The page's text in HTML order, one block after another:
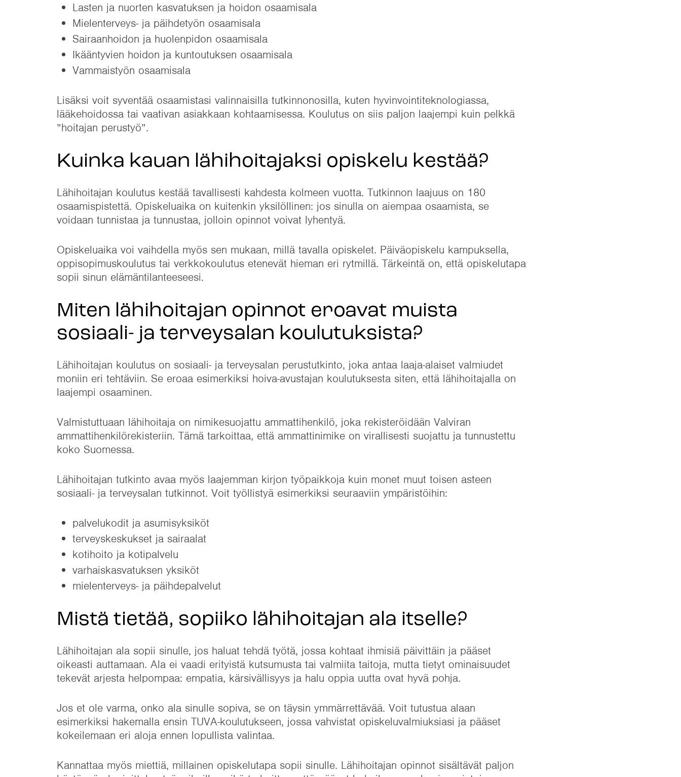
Lasten ja nuorten kasvatuksen ja hoidon osaamisala
Mielenterveys- ja päihdetyön osaamisala
Sairaanhoidon ja huolenpidon osaamisala
Ikääntyvien hoidon ja kuntoutuksen osaamisala
Vammaistyön osaamisala
Lisäksi voit syventää osaamistasi valinnaisilla tutkinnonosilla, kuten hyvinvointiteknologiassa,
lääkehoidossa tai vaativan asiakkaan kohtaamisessa. Koulutus on siis paljon laajempi kuin pelkkä
”hoitajan perustyö”.
Kuinka kauan lähihoitajaksi opiskelu kestää?
Lähihoitajan koulutus kestää tavallisesti kahdesta kolmeen vuotta. Tutkinnon laajuus on 180
osaamispistettä. Opiskeluaika on kuitenkin yksilöllinen: jos sinulla on aiempaa osaamista, se
voidaan tunnistaa ja tunnustaa, jolloin opinnot voivat lyhentyä.
Opiskeluaika voi vaihdella myös sen mukaan, millä tavalla opiskelet. Päiväopiskelu kampuksella,
oppisopimuskoulutus tai verkkokoulutus etenevät hieman eri rytmillä. Tärkeintä on, että opiskelutapa
sopii sinun elämäntilanteeseesi.
Miten lähihoitajan opinnot eroavat muista
sosiaali- ja terveysalan koulutuksista?
Lähihoitajan koulutus on sosiaali- ja terveysalan perustutkinto, joka antaa laaja-alaiset valmiudet
moniin eri tehtäviin. Se eroaa esimerkiksi hoiva-avustajan koulutuksesta siten, että lähihoitajalla on
laajempi osaaminen.
Valmistuttuaan lähihoitaja on nimikesuojattu ammattihenkilö, joka rekisteröidään Valviran
ammattihenkilörekisteriin. Tämä tarkoittaa, että ammattinimike on virallisesti suojattu ja tunnustettu
koko Suomessa.
Lähihoitajan tutkinto avaa myös laajemman kirjon työpaikkoja kuin monet muut toisen asteen
sosiaali- ja terveysalan tutkinnot. Voit työllistyä esimerkiksi seuraaviin ympäristöihin:
palvelukodit ja asumisyksiköt
terveyskeskukset ja sairaalat
kotihoito ja kotipalvelu
varhaiskasvatuksen yksiköt
mielenterveys- ja päihdepalvelut
Mistä tietää, sopiiko lähihoitajan ala itselle?
Lähihoitajan ala sopii sinulle, jos haluat tehdä työtä, jossa kohtaat ihmisiä päivittäin ja pääset
oikeasti auttamaan. Ala ei vaadi erityistä kutsumusta tai valmiita taitoja, mutta tietyt ominaisuudet
tekevät arjesta helpompaa: empatia, kärsivällisyys ja halu oppia uutta ovat hyvä pohja.
Jos et ole varma, onko ala sinulle sopiva, se on täysin ymmärrettävää. Voit tutustua alaan
esimerkiksi hakemalla ensin TUVA-koulutukseen, jossa vahvistat opiskeluvalmiuksiasi ja pääset
kokeilemaan eri aloja ennen lopullista valintaa.
Kannattaa myös miettiä, millainen opiskelutapa sopii sinulle. Lähihoitajan opinnot sisältävät paljon